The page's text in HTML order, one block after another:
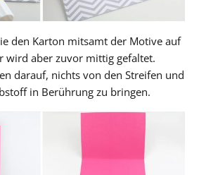
den Karton mitsamt der Motive auf
wird aber zuvor mittig gefaltet.
darauf, nichts von den Streifen und
in Berührung zu bringen.